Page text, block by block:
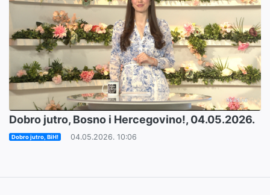
Dobro jutro, Bosno i Hercegovino!, 04.05.2026.
Dobro jutro, BiH! 04.05.2026. 10:06